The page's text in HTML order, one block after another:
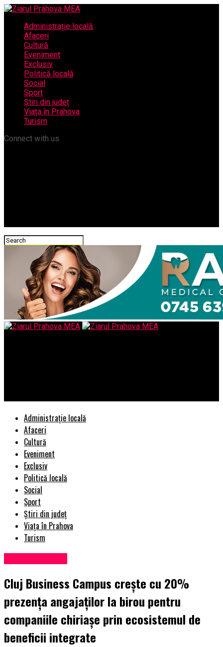
Administrație locală
Afaceri
Cultură
Eveniment
Exclusiv
Politică locală
Social
Sport
Știri din județ
Viața în Prahova
Turism
Connect with us
Administrație locală
Afaceri
Cultură
Eveniment
Exclusiv
Politică locală
Social
Sport
Știri din județ
Viața în Prahova
Turism
Cluj Business Campus crește cu 20%
prezența angajaților la birou pentru
companiile chiriașe prin ecosistemul de
beneficii integrate